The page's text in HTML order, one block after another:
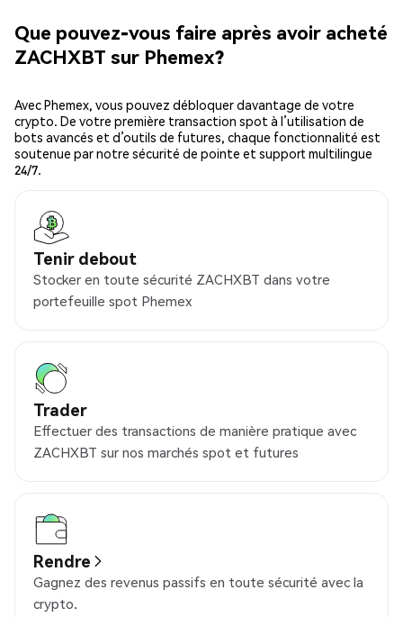
Que pouvez-vous faire après avoir acheté
ZACHXBT sur Phemex?
Avec Phemex, vous pouvez débloquer davantage de votre
crypto. De votre première transaction spot à l’utilisation de
bots avancés et d’outils de futures, chaque fonctionnalité est
soutenue par notre sécurité de pointe et support multilingue
24/7.
Tenir debout
Stocker en toute sécurité ZACHXBT dans votre
portefeuille spot Phemex
Trader
Effectuer des transactions de manière pratique avec
ZACHXBT sur nos marchés spot et futures
Rendre
Gagnez des revenus passifs en toute sécurité avec la
crypto.